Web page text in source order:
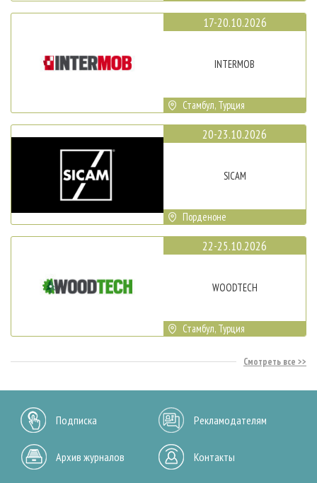
17-20.10.2026
INTERMOB
Стамбул, Турция
20-23.10.2026
SICAM
Порденоне
22-25.10.2026
WOODTECH
Стамбул, Турция
Смотреть все
Подписка Рекламодателям
Архив журналов Контакты